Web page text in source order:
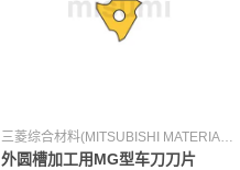
三菱综合材料(MITSUBISHI MATERIALS) [日本]
外圆槽加工用MG型车刀刀片